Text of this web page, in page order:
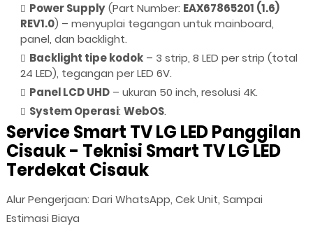
Power Supply(Part Number: EAX67865201 (1.6)
REV1.0) – menyuplai tegangan untuk mainboard,
panel, dan backlight.
Backlight tipe kodok– 3 strip, 8 LED per strip (total
24 LED), tegangan per LED 6V.
Panel LCD UHD– ukuran 50 inch, resolusi 4K.
System Operasi: WebOS.
Service Smart TV LG LED Panggilan
Cisauk - Teknisi Smart TV LG LED
Terdekat Cisauk
Alur Pengerjaan: Dari WhatsApp, Cek Unit, Sampai
Estimasi Biaya